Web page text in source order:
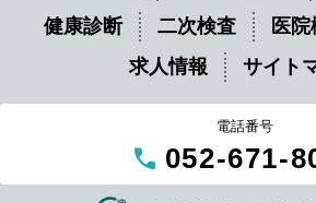
健康診断
二次検査 医
求人情報
サイト
電話番号
call 052-671-